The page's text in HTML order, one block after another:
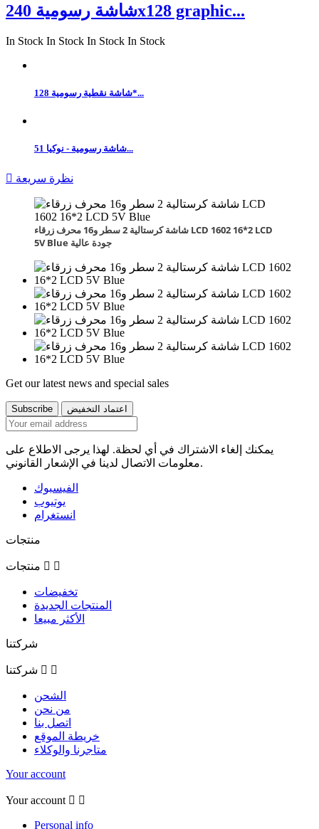
شاشة رسومية 240x128 graphic...
In Stock In Stock In Stock In Stock
شاشة نقطية رسومية 128*...
شاشة رسومية - نوكيا 51...
 نظرة سريعة
شاشة كرستالية 2 سطر و16 محرف زرقاء LCD 1602 16*2 LCD
5V Blue جودة عالية
Get our latest news and special sales
يمكنك إلغاء الاشتراك في أي لحظة. لهذا يرجى الاطلاع على
معلومات الاتصال لدينا في الإشعار القانوني.
الفيسبوك
يوتيوب
انستغرام
منتجات
منتجات  
تخفيضات
المنتجات الجديدة
الأكثر مبيعا
شركتنا
شركتنا  
الشحن
من نحن
اتصل بنا
خريطة الموقع
متاجرنا والوكلاء
Your account
Your account  
Personal info